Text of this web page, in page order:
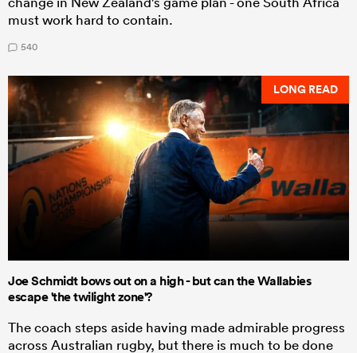
must work hard to contain.
540
LONG READ
Joe Schmidt bows out on a high - but can the Wallabies
escape 'the twilight zone'?
The coach steps aside having made admirable progress
across Australian rugby, but there is much to be done